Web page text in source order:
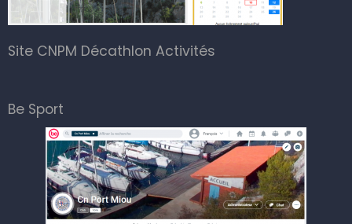
Site CNPM Décathlon Activités
Be Sport